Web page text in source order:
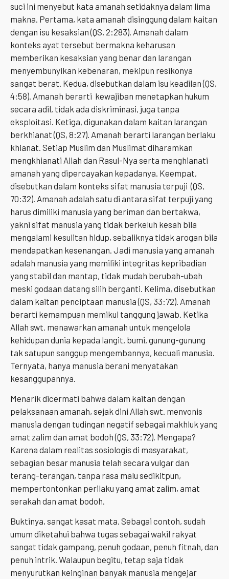
suci ini menyebut kata amanah setidaknya dalam lima
makna. Pertama, kata amanah disinggung dalam kaitan
dengan isu kesaksian (QS, 2:283). Amanah dalam
konteks ayat tersebut bermakna keharusan
memberikan kesaksian yang benar dan larangan
menyembunyikan kebenaran, mekipun resikonya
sangat berat. Kedua, disebutkan dalam isu keadilan (QS,
4:58). Amanah berarti kewajiban menetapkan hukum
secara adil, tidak ada diskriminasi, juga tanpa
eksploitasi. Ketiga, digunakan dalam kaitan larangan
berkhianat (QS, 8:27). Amanah berarti larangan berlaku
khianat. Setiap Muslim dan Muslimat diharamkan
mengkhianati Allah dan Rasul-Nya serta menghianati
amanah yang dipercayakan kepadanya. Keempat,
disebutkan dalam konteks sifat manusia terpuji (QS,
70:32). Amanah adalah satu di antara sifat terpuji yang
harus dimiliki manusia yang beriman dan bertakwa,
yakni sifat manusia yang tidak berkeluh kesah bila
mengalami kesulitan hidup, sebaliknya tidak arogan bila
mendapatkan kesenangan. Jadi manusia yang amanah
adalah manusia yang memiliki integritas kepribadian
yang stabil dan mantap, tidak mudah berubah-ubah
meski godaan datang silih berganti. Kelima, disebutkan
dalam kaitan penciptaan manusia (QS, 33:72). Amanah
berarti kemampuan memikul tanggung jawab. Ketika
Allah swt. menawarkan amanah untuk mengelola
kehidupan dunia kepada langit, bumi, gunung-gunung
tak satupun sanggup mengembannya, kecuali manusia.
Ternyata, hanya manusia berani menyatakan
kesanggupannya.
Menarik dicermati bahwa dalam kaitan dengan
pelaksanaan amanah, sejak dini Allah swt. menvonis
manusia dengan tudingan negatif sebagai makhluk yang
amat zalim dan amat bodoh (QS, 33:72). Mengapa?
Karena dalam realitas sosiologis di masyarakat,
sebagian besar manusia telah secara vulgar dan
terang-terangan, tanpa rasa malu sedikitpun,
mempertontonkan perilaku yang amat zalim, amat
serakah dan amat bodoh.
Buktinya, sangat kasat mata. Sebagai contoh, sudah
umum diketahui bahwa tugas sebagai wakil rakyat
sangat tidak gampang, penuh godaan, penuh fitnah, dan
penuh intrik. Walaupun begitu, tetap saja tidak
menyurutkan keinginan banyak manusia mengejar